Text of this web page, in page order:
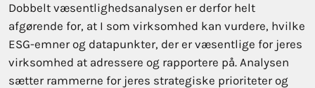
Dobbelt væsentlighedsanalysen er derfor helt
afgørende for, at I som virksomhed kan vurdere, hvilke
ESG-emner og datapunkter, der er væsentlige for jeres
virksomhed at adressere og rapportere på. Analysen
sætter rammerne for jeres strategiske prioriteter og